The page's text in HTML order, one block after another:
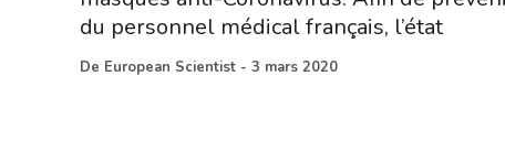
du personnel médical français, l’état
De European Scientist - 3 mars 2020